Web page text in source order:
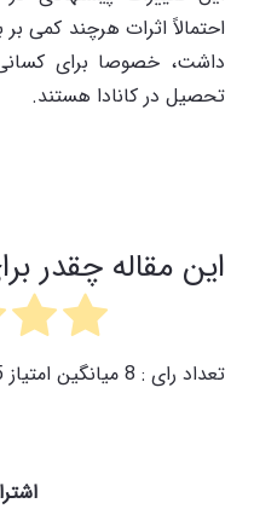
احتمالاً اثرات هرچند کمی
داشت، خصوصا برای
تحصیل در کانادا هستند.
این مقاله چقدر
تعداد رای : 8 میانگین امتیاز